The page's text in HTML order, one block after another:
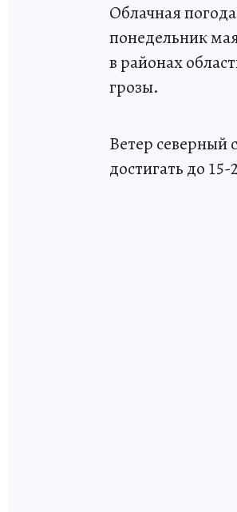
Облачная
понедельник
в районах
грозы.
Ветер северный
достигать до